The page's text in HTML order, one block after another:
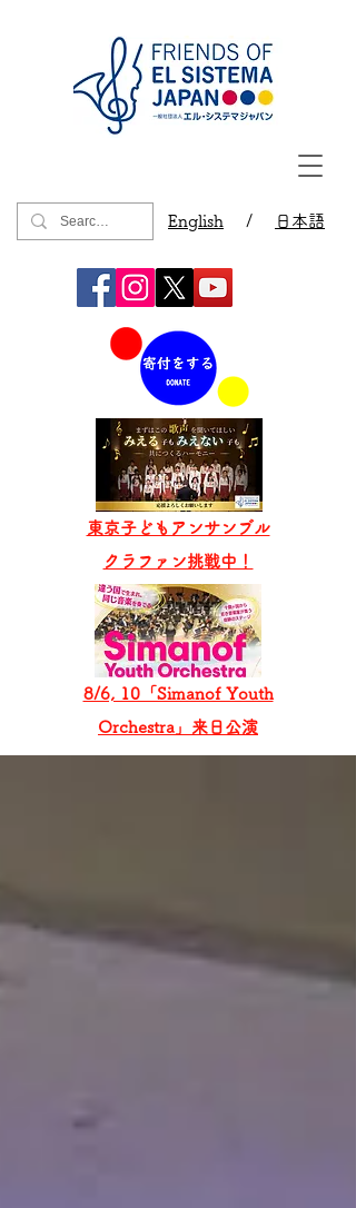
English / 日本語
8/6, 10「Simanof Youth
Orchestra」来日公演
東京子どもアンサンブル
​クラファン挑戦中！